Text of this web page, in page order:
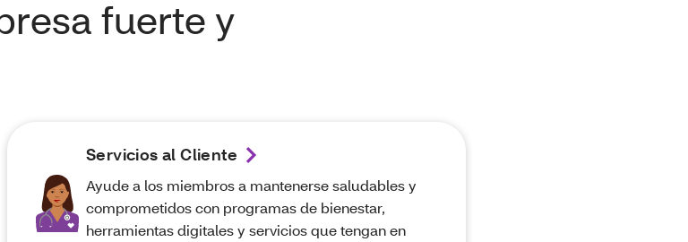
fuerte y
Servicios al Cliente
Ayude a los miembros a mantenerse saludables y
comprometidos con programas de bienestar,
herramientas digitales y servicios que tengan en